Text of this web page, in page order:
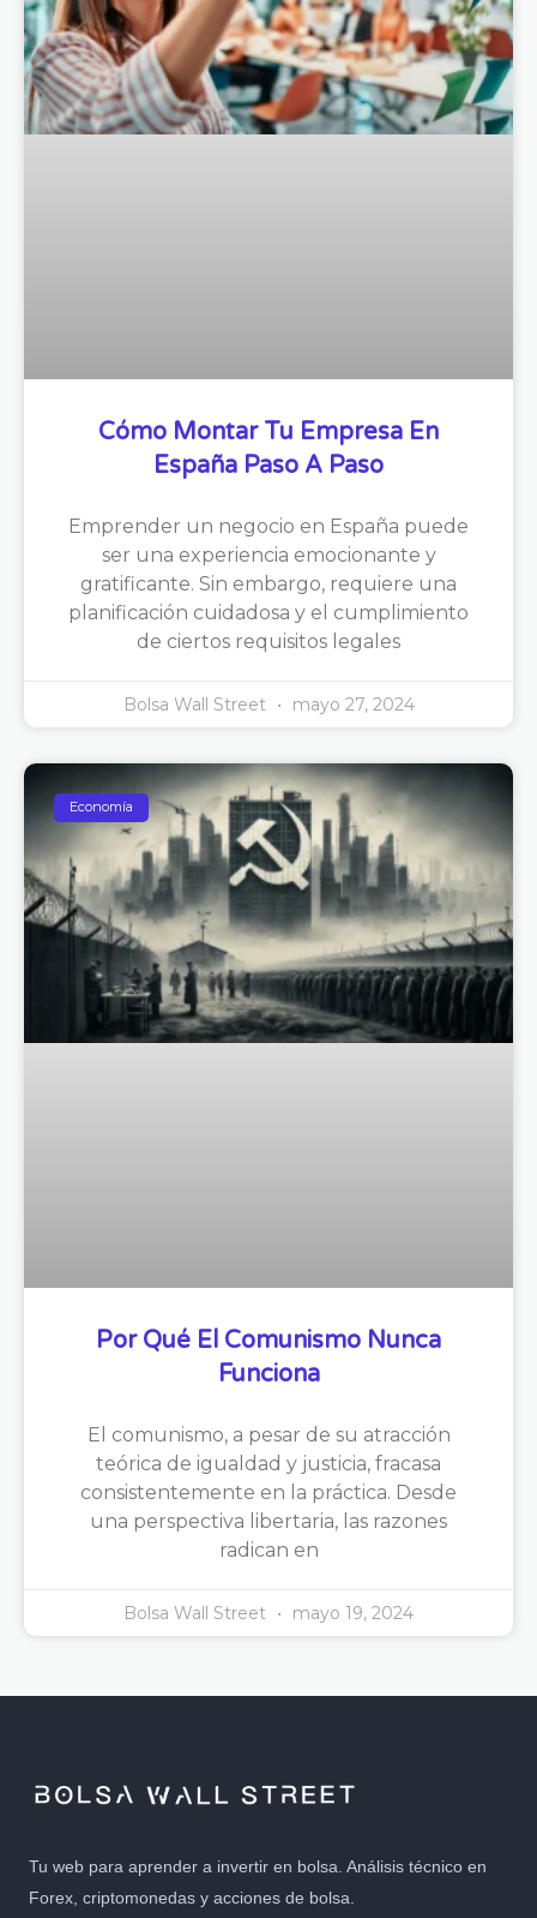
Cómo Montar Tu Empresa En
España Paso A Paso
Emprender un negocio en España puede
ser una experiencia emocionante y
gratificante. Sin embargo, requiere una
planificación cuidadosa y el cumplimiento
de ciertos requisitos legales
Bolsa Wall Street mayo 27, 2024
Economía
Por Qué El Comunismo Nunca
Funciona
El comunismo, a pesar de su atracción
teórica de igualdad y justicia, fracasa
consistentemente en la práctica. Desde
una perspectiva libertaria, las razones
radican en
Bolsa Wall Street mayo 19, 2024
Tu web para aprender a invertir en bolsa. Análisis técnico en
Forex, criptomonedas y acciones de bolsa.